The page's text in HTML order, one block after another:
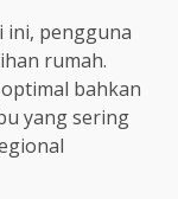
ini, pengguna
rumah.
bahkan
yang sering